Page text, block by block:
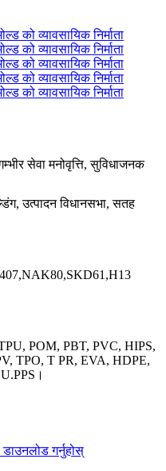
सेवा मनोवृत्ति, सुविधाजनक
उत्पादन विधानसभा, सतह
POM, PBT, PVC, HIPS,
TPO, T PR, EVA, HDPE,
गर्नुहोस्